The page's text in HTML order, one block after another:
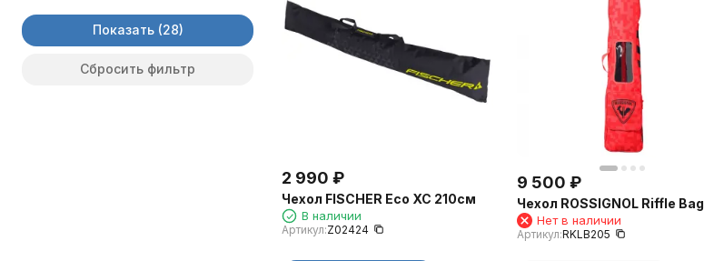
2 990 ₽
Чехол FISCHER Eco XC 210см
В наличии
Артикул:Z02424
9 500 ₽
Чехол ROSSIGNOL Riffle Bag
Нет в наличии
Артикул:RKLB205
Показать
Сбросить фильтр